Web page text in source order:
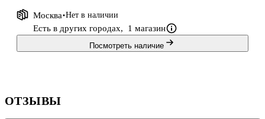
Москва Нет в наличии
Есть в других городах, 1 магазин
Посмотреть наличие
ОТЗЫВЫ